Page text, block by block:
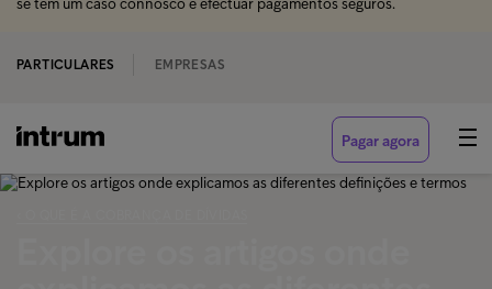
se tem um caso connosco e efectuar pagamentos seguros.
PARTICULARES EMPRESAS
Pagar agora